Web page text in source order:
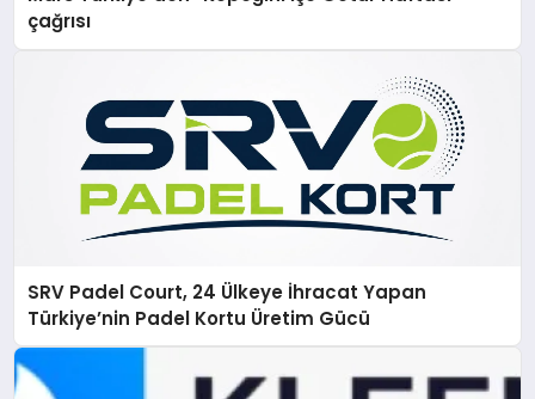
çağrısı
SRV Padel Court, 24 Ülkeye İhracat Yapan
Türkiye’nin Padel Kortu Üretim Gücü